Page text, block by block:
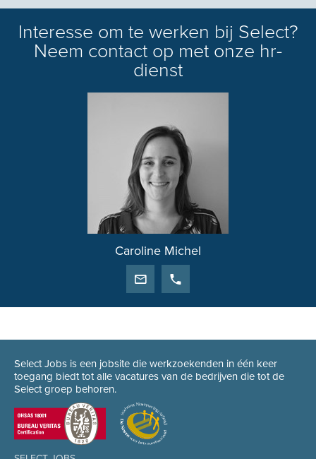
Interesse om te werken bij Select?
Neem contact op met onze hr-
dienst
Caroline Michel
Select Jobs is een jobsite die werkzoekenden in één keer
toegang biedt tot alle vacatures van de bedrijven die tot de
Select groep behoren.